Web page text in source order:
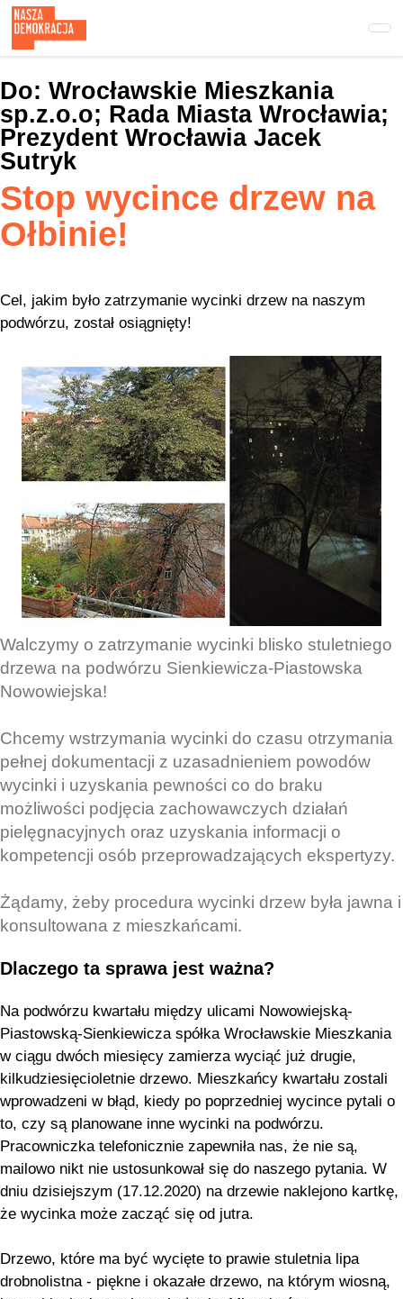
Przejdź
do
treści
głównej
Do: Wrocławskie Mieszkania
sp.z.o.o; Rada Miasta Wrocławia;
Prezydent Wrocławia Jacek
Sutryk
Stop wycince drzew na
Ołbinie!
Cel, jakim było zatrzymanie wycinki drzew na naszym
podwórzu, został osiągnięty!
Walczymy o zatrzymanie wycinki blisko stuletniego
drzewa na podwórzu Sienkiewicza-Piastowska
Nowowiejska!
Chcemy wstrzymania wycinki do czasu otrzymania
pełnej dokumentacji z uzasadnieniem powodów
wycinki i uzyskania pewności co do braku
możliwości podjęcia zachowawczych działań
pielęgnacyjnych oraz uzyskania informacji o
kompetencji osób przeprowadzających ekspertyzy.
Żądamy, żeby procedura wycinki drzew była jawna i
konsultowana z mieszkańcami.
Dlaczego ta sprawa jest ważna?
Na podwórzu kwartału między ulicami Nowowiejską-
Piastowską-Sienkiewicza spółka Wrocławskie Mieszkania
w ciągu dwóch miesięcy zamierza wyciąć już drugie,
kilkudziesięcioletnie drzewo. Mieszkańcy kwartału zostali
wprowadzeni w błąd, kiedy po poprzedniej wycince pytali o
to, czy są planowane inne wycinki na podwórzu.
Pracowniczka telefonicznie zapewniła nas, że nie są,
mailowo nikt nie ustosunkował się do naszego pytania. W
dniu dzisiejszym (17.12.2020) na drzewie naklejono kartkę,
że wycinka może zacząć się od jutra.
Drzewo, które ma być wycięte to prawie stuletnia lipa
drobnolistna - piękne i okazałe drzewo, na którym wiosną,